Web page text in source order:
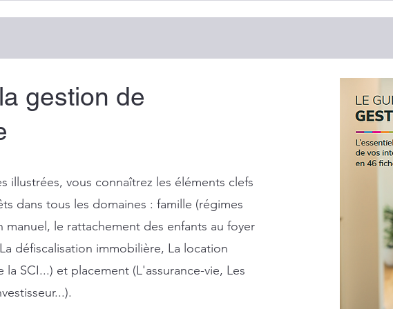
gestion de
illustrées, vous connaîtrez les éléments clefs
dans tous les domaines : famille (régimes
manuel, le rattachement des enfants au foyer
défiscalisation immobilière, La location
la SCI...) et placement (L'assurance-vie, Les